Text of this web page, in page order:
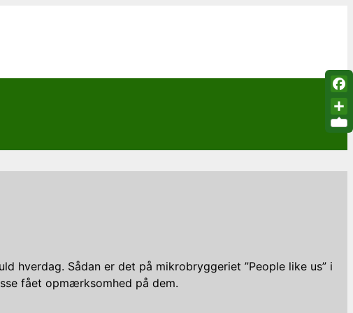
hverdag. Sådan er det på mikrobryggeriet ”People like us” i
fået opmærksomhed på dem.